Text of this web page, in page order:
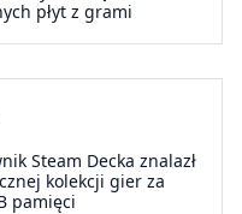
płyt z grami
Steam Decka znalazł
kolekcji gier za
pamięci